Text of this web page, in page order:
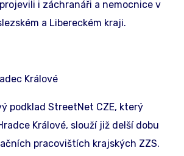
i záchranáři a nemocnice v
a Libereckém kraji.
Králové
podklad StreetNet CZE, který
Králové, slouží již delší dobu
pracovištích krajských ZZS.